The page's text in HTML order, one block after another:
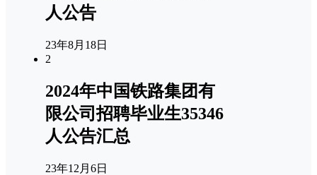
人公告
23年8月18日
2
2024年中国铁路集团有
限公司招聘毕业生35346
人公告汇总
23年12月6日